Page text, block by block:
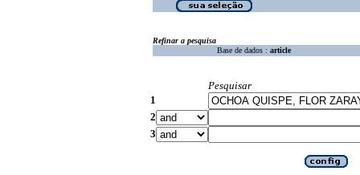
Refinar a pesquisa
Base de dados : article
Pesquisar
1
2
3